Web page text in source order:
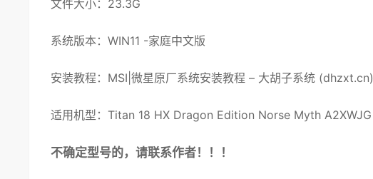
文件大小：23.3G
系统版本：WIN11 -家庭中文版
安装教程 ： MSI|微星原厂系统安装教程 – 大胡子系统 (dhzxt.cn)
适用机型：Titan 18 HX Dragon Edition Norse Myth A2XWJG
不确定型号的，请联系作者！！！